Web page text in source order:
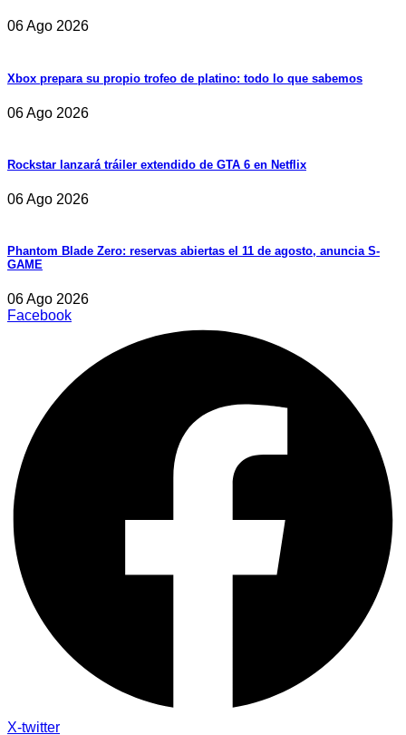
06 Ago 2026
Xbox prepara su propio trofeo de platino: todo lo que sabemos
06 Ago 2026
Rockstar lanzará tráiler extendido de GTA 6 en Netflix
06 Ago 2026
Phantom Blade Zero: reservas abiertas el 11 de agosto, anuncia S-
GAME
06 Ago 2026
Facebook
X-twitter